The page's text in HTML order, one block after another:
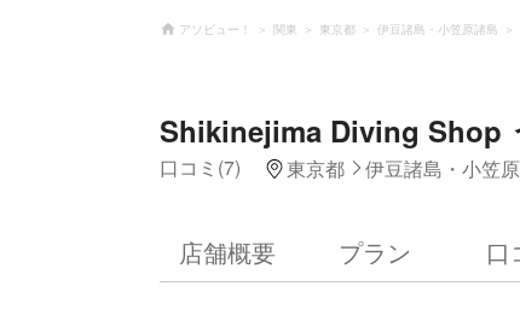
アソビュー！ 関東 東京都 伊豆諸島・小笠原諸島
Shikinejima Diving Shop
口コミ(7) 東京都 伊豆諸島・小笠
店舗概要 プラン 口